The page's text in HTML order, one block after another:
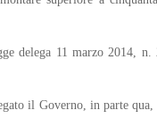
delega 11 marzo 2014, n.
il Governo, in parte